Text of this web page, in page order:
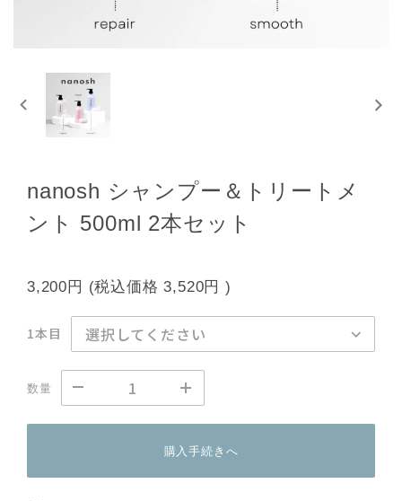
nanosh シャンプー＆トリートメ
ント 500ml 2本セット
3,200円 (税込価格3,520円 )
1本目
数量
購入手続きへ